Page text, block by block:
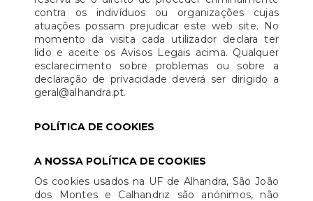
contra os indivíduos ou organizações cujas
atuações possam prejudicar este web site. No
momento da visita cada utilizador declara ter
lido e aceite os Avisos Legais acima. Qualquer
esclarecimento sobre problemas ou sobre a
declaração de privacidade deverá ser dirigido a
geral@alhandra.pt.
POLÍTICA DE COOKIES
A NOSSA POLÍTICA DE COOKIES
Os cookies usados na UF de Alhandra, São João
dos Montes e Calhandriz são anónimos, não